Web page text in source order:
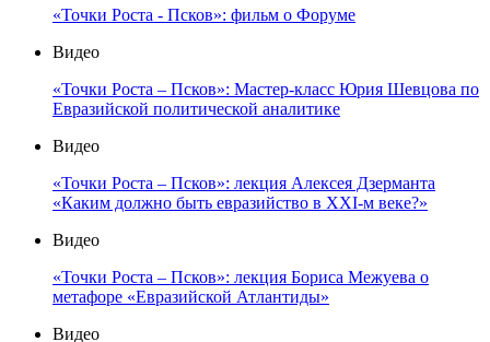
«Точки Роста - Псков»: фильм о Форуме
Видео
«Точки Роста – Псков»: Мастер-класс Юрия Шевцова по
Евразийской политической аналитике
Видео
«Точки Роста – Псков»: лекция Алексея Дзерманта
«Каким должно быть евразийство в XXI-м веке?»
Видео
«Точки Роста – Псков»: лекция Бориса Межуева о
метафоре «Евразийской Атлантиды»
Видео